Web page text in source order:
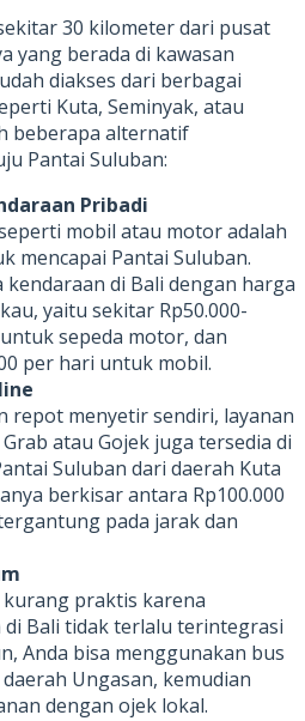
30 kilometer dari pusat
yang berada di kawasan
diakses dari berbagai
Kuta, Seminyak, atau
beberapa alternatif
Pantai Suluban:
Pribadi
mobil atau motor adalah
mencapai Pantai Suluban.
kendaraan di Bali dengan harga
yaitu sekitar Rp50.000-
sepeda motor, dan
per hari untuk mobil.
repot menyetir sendiri, layanan
atau Gojek juga tersedia di
Suluban dari daerah Kuta
berkisar antara Rp100.000
pada jarak dan
praktis karena
Bali tidak terlalu terintegrasi
Anda bisa menggunakan bus
Ungasan, kemudian
dengan ojek lokal.